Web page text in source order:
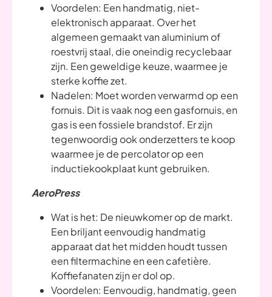
Voordelen: Een handmatig, niet-
elektronisch apparaat. Over het
algemeen gemaakt van aluminium of
roestvrij staal, die oneindig recyclebaar
zijn. Een geweldige keuze, waarmee je
sterke koffie zet.
Nadelen: Moet worden verwarmd op een
fornuis. Dit is vaak nog een gasfornuis, en
gas is een fossiele brandstof. Er zijn
tegenwoordig ook onderzetters te koop
waarmee je de percolator op een
inductiekookplaat kunt gebruiken.
AeroPress
Wat is het: De nieuwkomer op de markt.
Een briljant eenvoudig handmatig
apparaat dat het midden houdt tussen
een filtermachine en een cafetière.
Koffiefanaten zijn er dol op.
Voordelen: Eenvoudig, handmatig, geen